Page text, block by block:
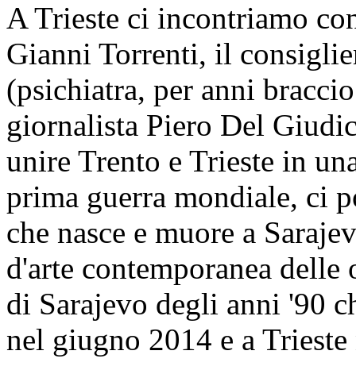
A Trieste ci incontriamo
Gianni Torrenti, il
(psichiatra, per anni
giornalista Piero Del
unire Trento e Trieste in
prima guerra mondiale, ci
che nasce e muore a
d'arte contemporanea delle
di Sarajevo degli anni '90
nel giugno 2014 e a